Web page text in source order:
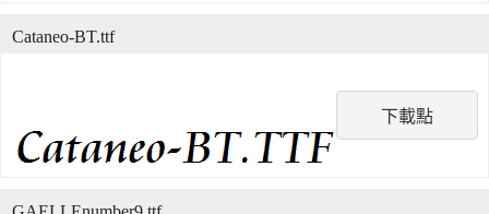
下載點
Cataneo-BT.ttf